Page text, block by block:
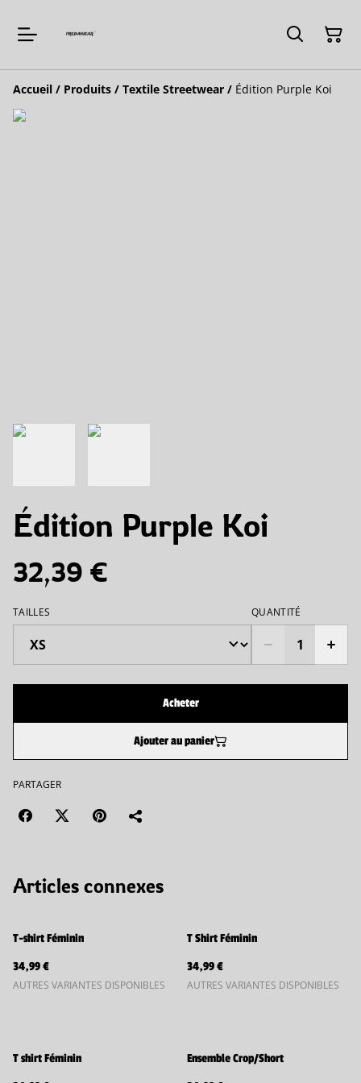
Accueil / Produits / Textile Streetwear / Édition Purple Koi
Édition Purple Koi
32,39 €
TAILLES QUANTITÉ
Acheter
Ajouter au panier
PARTAGER
Articles connexes
T-shirt Féminin
34,99 €
AUTRES VARIANTES DISPONIBLES
T Shirt Féminin
34,99 €
AUTRES VARIANTES DISPONIBLES
T shirt Féminin Ensemble Crop/Short